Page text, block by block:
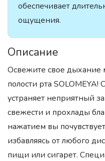
обеспечивает
ощущения.
Описание
Освежите свое дыхание
полости рта
устраняет неприятный
свежести и прохлады
нажатием вы
избавляясь от любого
пищи или сигарет.